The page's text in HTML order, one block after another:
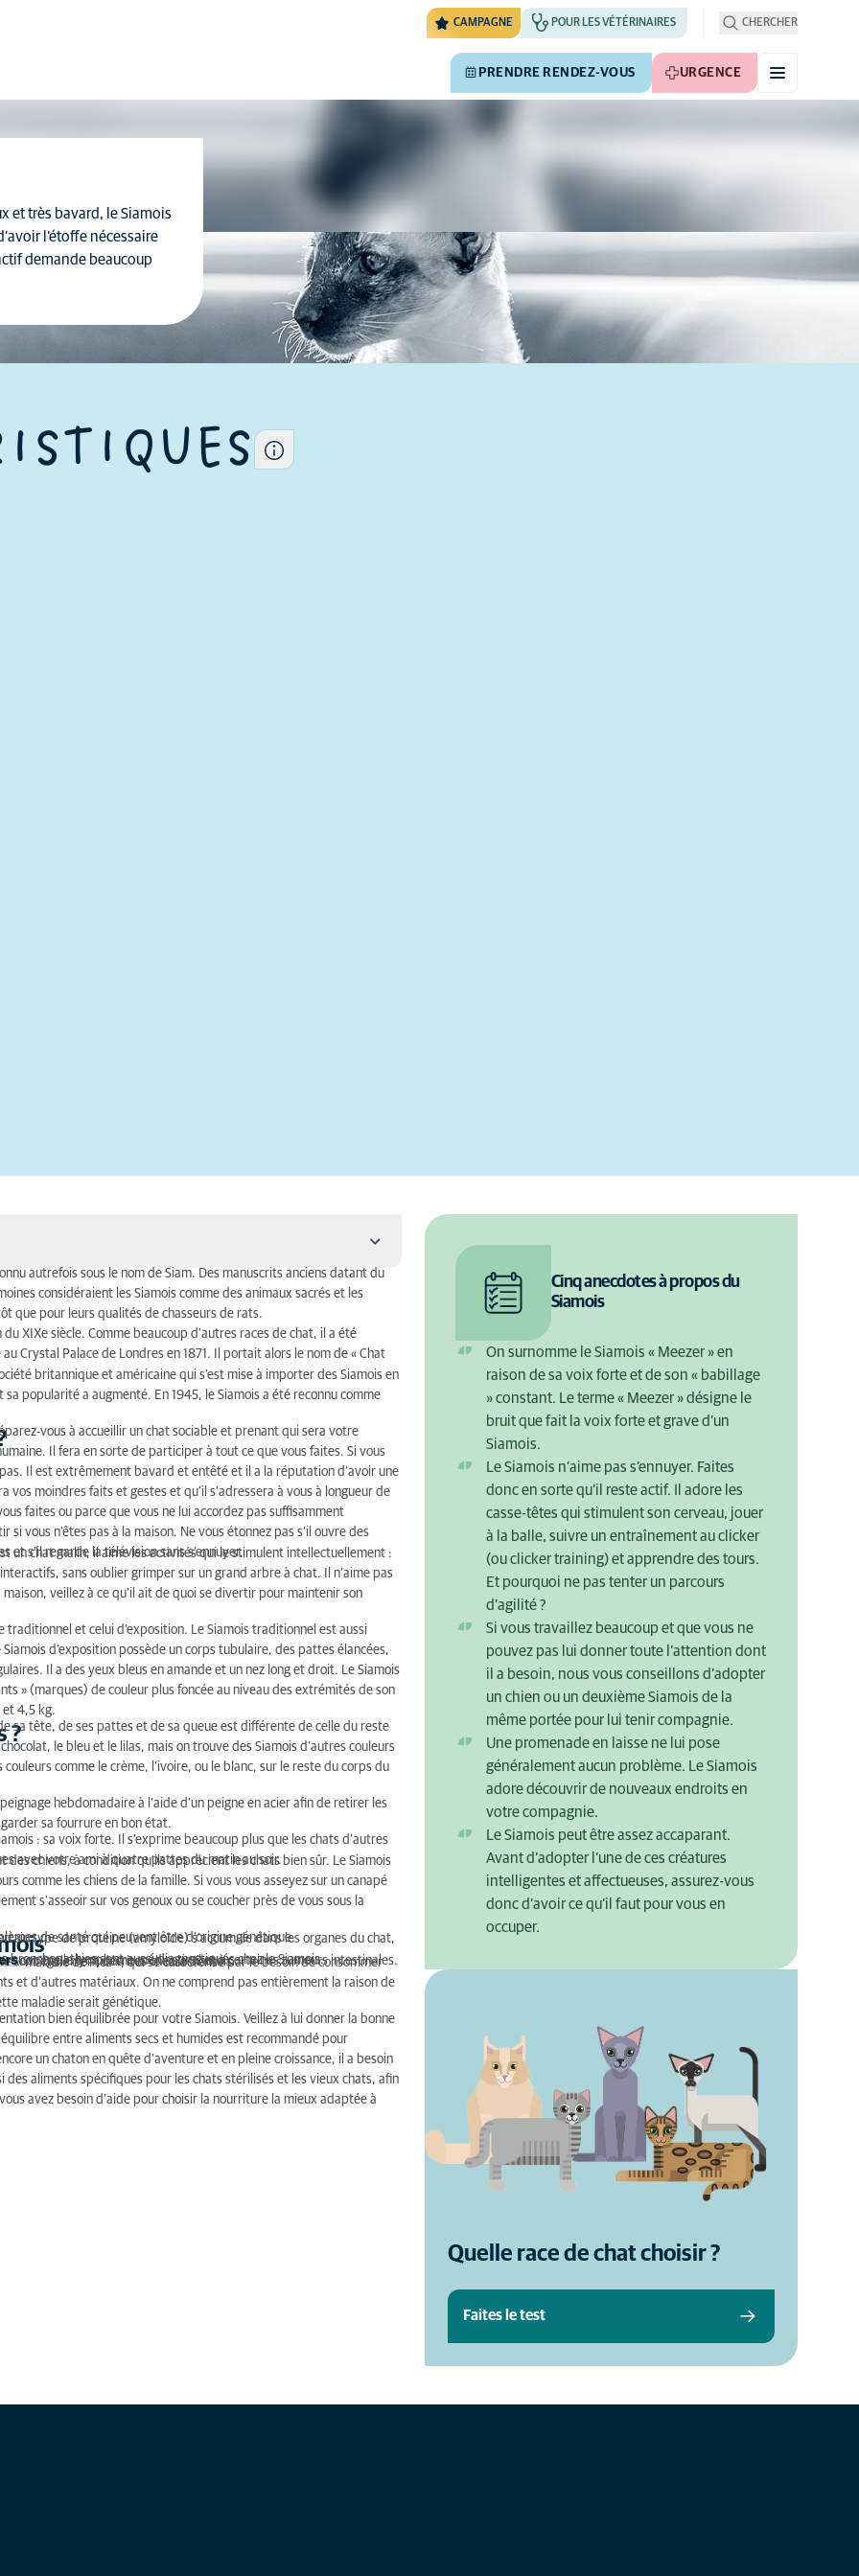
CAMPAGNE POUR LES VÉTÉRINAIRES CHERCHER
PRENDRE RENDEZ-VOUS URGENCE
et très bavard, le Siamois
l’étoffe nécessaire
demande beaucoup
autrefois sous le nom de Siam. Des manuscrits anciens datant du
considéraient les Siamois comme des animaux sacrés et les
que pour leurs qualités de chasseurs de rats.
XIXe siècle. Comme beaucoup d’autres races de chat, il a été
Crystal Palace de Londres en 1871. Il portait alors le nom de « Chat
britannique et américaine qui s’est mise à importer des Siamois en
sa popularité a augmenté. En 1945, le Siamois a été reconnu comme
vous à accueillir un chat sociable et prenant qui sera votre
Il fera en sorte de participer à tout ce que vous faites. Si vous
Il est extrêmement bavard et entêté et il a la réputation d’avoir une
moindres faits et gestes et qu’il s’adressera à vous à longueur de
faites ou parce que vous ne lui accordez pas suffisamment
vous n’êtes pas à la maison. Ne vous étonnez pas s’il ouvre des
et s’il regarde la télévision sans s’ennuyer.
un chat malin, il aime les activités qui le stimulent intellectuellement :
sans oublier grimper sur un grand arbre à chat. Il n’aime pas
veillez à ce qu’il ait de quoi se divertir pour maintenir son
et celui d’exposition. Le Siamois traditionnel est aussi
d’exposition possède un corps tubulaire, des pattes élancées,
Il a des yeux bleus en amande et un nez long et droit. Le Siamois
» (marques) de couleur plus foncée au niveau des extrémités de son
et 4,5 kg.
?sa tête, de ses pattes et de sa queue est différente de celle du reste
le bleu et le lilas, mais on trouve des Siamois d’autres couleurs
comme le crème, l’ivoire, ou le blanc, sur le reste du corps du
hebdomadaire à l’aide d’un peigne en acier afin de retirer les
sa fourrure en bon état.
: sa voix forte. Il s’exprime beaucoup plus que les chats d’autres
avec votre ami à quatre pattes du matin au soir.
chiens, à condition qu’ils apprécient les chats bien sûr. Le Siamois
comme les chiens de la famille. Si vous vous asseyez sur un canapé
s’asseoir sur vos genoux ou se coucher près de vous sous la
de santé qui peuvent être d’origine génétique.
type de protéine (amyloïde) s’accumule dans les organes du chat,
bronchopathies sont aussi diagnostiqués chez le Siamois.
comme le lymphome médiastinal et à certaines tumeurs intestinales.
sont également décrites chez le Siamois.
« maladie de Pica », qui se caractérise par le besoin de consommer
et d’autres matériaux. On ne comprend pas entièrement la raison de
maladie serait génétique.
bien équilibrée pour votre Siamois. Veillez à lui donner la bonne
entre aliments secs et humides est recommandé pour
un chaton en quête d’aventure et en pleine croissance, il a besoin
aliments spécifiques pour les chats stérilisés et les vieux chats, afin
avez besoin d’aide pour choisir la nourriture la mieux adaptée à
Cinq anecdotes à propos du
Siamois
On surnomme le Siamois « Meezer » en
raison de sa voix forte et de son « babillage
» constant. Le terme « Meezer » désigne le
bruit que fait la voix forte et grave d’un
Siamois.
Le Siamois n’aime pas s’ennuyer. Faites
donc en sorte qu’il reste actif. Il adore les
casse-têtes qui stimulent son cerveau, jouer
à la balle, suivre un entraînement au clicker
(ou clicker training) et apprendre des tours.
Et pourquoi ne pas tenter un parcours
d’agilité ?
Si vous travaillez beaucoup et que vous ne
pouvez pas lui donner toute l’attention dont
il a besoin, nous vous conseillons d’adopter
un chien ou un deuxième Siamois de la
même portée pour lui tenir compagnie.
Une promenade en laisse ne lui pose
généralement aucun problème. Le Siamois
adore découvrir de nouveaux endroits en
votre compagnie.
Le Siamois peut être assez accaparant.
Avant d’adopter l’une de ces créatures
intelligentes et affectueuses, assurez-vous
donc d’avoir ce qu’il faut pour vous en
occuper.
Quelle race de chat choisir ?
Faites le test
Chaque chat est un individu
unique et ses caractéristiques
diffèrent aussi au sein d'une